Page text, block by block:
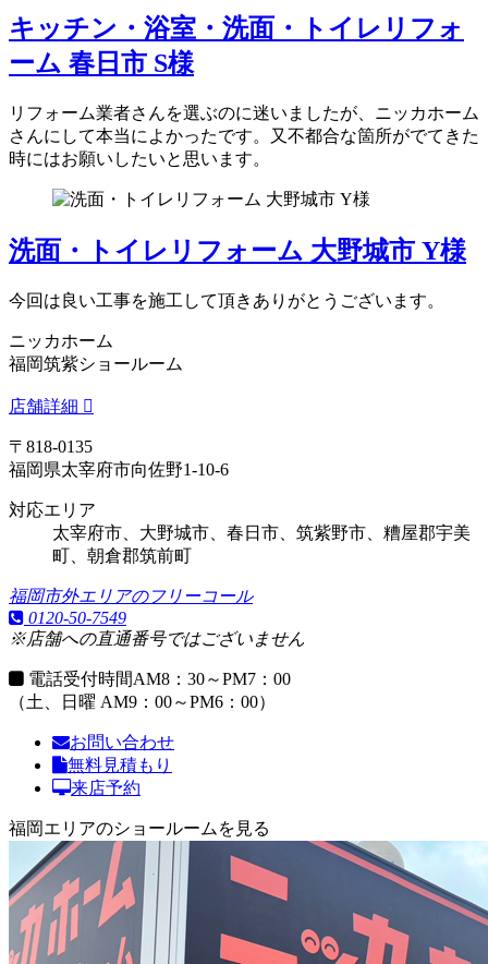
キッチン・浴室・洗面・トイレリフォ
ーム 春日市 S様
リフォーム業者さんを選ぶのに迷いましたが、ニッカホーム
さんにして本当によかったです。又不都合な箇所がでてきた
時にはお願いしたいと思います。
洗面・トイレリフォーム 大野城市 Y様
今回は良い工事を施工して頂きありがとうございます。
ニッカホーム
福岡筑紫ショールーム
店舗詳細
〒818-0135
福岡県太宰府市向佐野1-10-6
対応エリア
太宰府市、大野城市、春日市、筑紫野市、糟屋郡宇美
町、朝倉郡筑前町
福岡市外エリアのフリーコール
0120-50-7549
※店舗への直通番号ではございません
電話受付時間AM8：30～PM7：00
（土、日曜 AM9：00～PM6：00）
お問い合わせ
無料見積もり
来店予約
福岡エリアのショールームを見る